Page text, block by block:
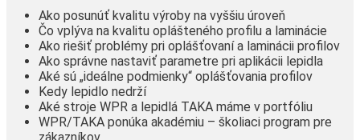
Ako posunúť kvalitu výroby na vyššiu úroveň
Čo vplýva na kvalitu oplášteného profilu a laminácie
Ako riešiť problémy pri oplášťovaní a laminácii profilov
Ako správne nastaviť parametre pri aplikácii lepidla
Aké sú „ideálne podmienky“ oplášťovania profilov
Kedy lepidlo nedrží
Aké stroje WPR a lepidlá TAKA máme v portfóliu
WPR/TAKA ponúka akadémiu – školiaci program pre
zákazníkov